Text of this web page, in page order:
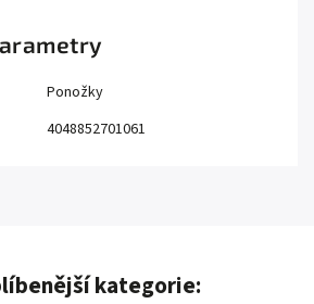
Ponožky
4048852701061
kategorie: